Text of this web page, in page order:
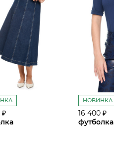
₽
НОВИНКА
16 400 ₽
футболка